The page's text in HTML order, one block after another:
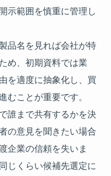
示範囲を慎重に管理し
品名を見れば会社が特
め、初期資料では業
を適度に抽象化し、買
むことが重要です。
誰まで共有するかを決
の意見を聞きたい場合
企業の信頼を失いま
じくらい候補先選定に